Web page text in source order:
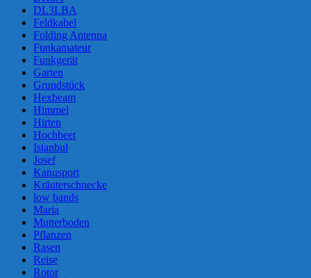
DL3LBA
Feldkabel
Folding Antenna
Funkamateur
Funkgerät
Garten
Grundstück
Hexbeam
Himmel
Hirten
Hochbeet
Istanbul
Josef
Kanusport
Kräuterschnecke
low bands
Maria
Mutterboden
Pflanzen
Rasen
Reise
Rotor